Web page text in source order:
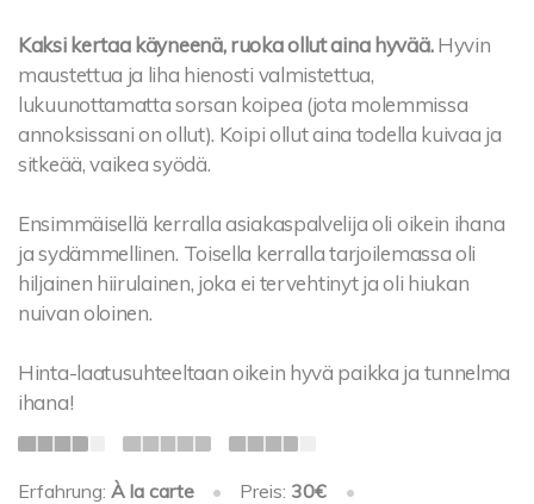
Kaksi kertaa käyneenä, ruoka ollut aina hyvää. Hyvin
maustettua ja liha hienosti valmistettua,
lukuunottamatta sorsan koipea (jota molemmissa
annoksissani on ollut). Koipi ollut aina todella kuivaa ja
sitkeää, vaikea syödä.
Ensimmäisellä kerralla asiakaspalvelija oli oikein ihana
ja sydämmellinen. Toisella kerralla tarjoilemassa oli
hiljainen hiirulainen, joka ei tervehtinyt ja oli hiukan
nuivan oloinen.
Hinta-laatusuhteeltaan oikein hyvä paikka ja tunnelma
ihana!
Erfahrung: À la carte • Preis: 30€
•